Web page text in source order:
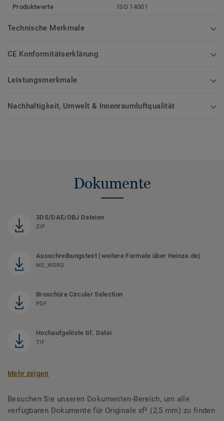
Produktwerte ISO 14001
Technische Merkmale
CE Konformitätserklärung
Leistungsmerkmale
Nachhaltigkeit, Umwelt & Innenraumluftqualität
Dokumente
3DS/DAE/OBJ Dateien
ZIP
Ausschreibungstext (weitere Formate über Heinze.de)
MS_WORD
Broschüre Circular Selection
PDF
Hochaufgelöste tif. Datei
TIF
Mehr zeigen
Besuchen Sie unseren Dokumenten-Bereich, um alle
verfügbaren Dokumente für Originale xf² (2,5 mm) zu finden